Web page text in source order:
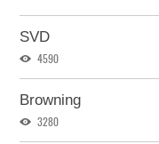
SVD
4590
Browning
3280